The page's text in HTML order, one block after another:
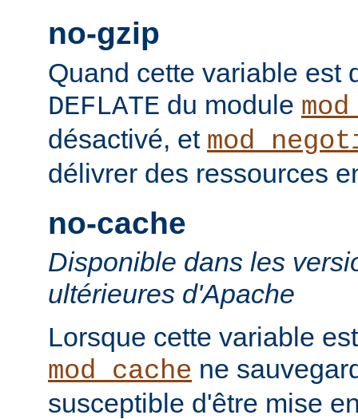
no-gzip
Quand cette variable est
DEFLATE du module
désactivé, et
délivrer des ressources
no-cache
Disponible dans les
ultérieures d'Apache
Lorsque cette variable
mod_cache ne
susceptible d'être mise